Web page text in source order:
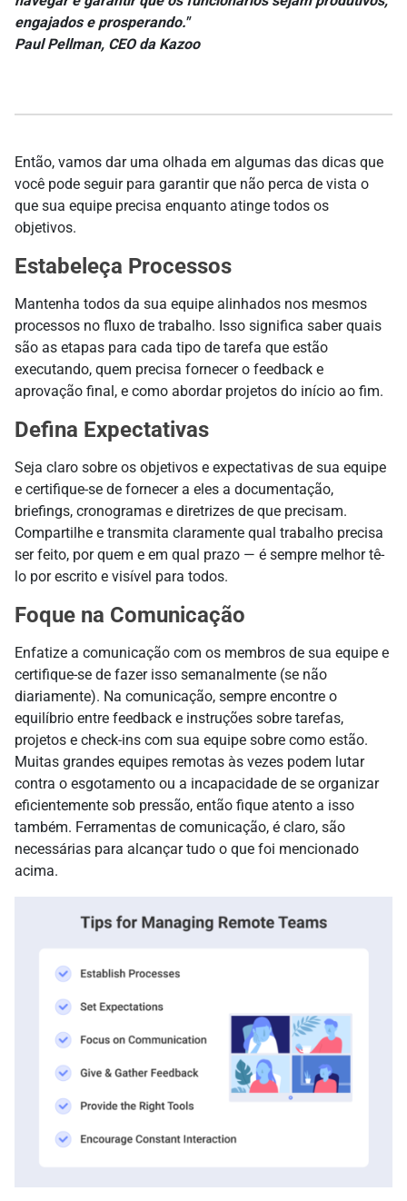
engajados e prosperando."
Paul Pellman, CEO da Kazoo
Então, vamos dar uma olhada em algumas das dicas que
você pode seguir para garantir que não perca de vista o
que sua equipe precisa enquanto atinge todos os
objetivos.
Estabeleça Processos
Mantenha todos da sua equipe alinhados nos mesmos
processos no fluxo de trabalho. Isso significa saber quais
são as etapas para cada tipo de tarefa que estão
executando, quem precisa fornecer o feedback e
aprovação final, e como abordar projetos do início ao fim.
Defina Expectativas
Seja claro sobre os objetivos e expectativas de sua equipe
e certifique-se de fornecer a eles a documentação,
briefings, cronogramas e diretrizes de que precisam.
Compartilhe e transmita claramente qual trabalho precisa
ser feito, por quem e em qual prazo — é sempre melhor tê-
lo por escrito e visível para todos.
Foque na Comunicação
Enfatize a comunicação com os membros de sua equipe e
certifique-se de fazer isso semanalmente (se não
diariamente). Na comunicação, sempre encontre o
equilíbrio entre feedback e instruções sobre tarefas,
projetos e check-ins com sua equipe sobre como estão.
Muitas grandes equipes remotas às vezes podem lutar
contra o esgotamento ou a incapacidade de se organizar
eficientemente sob pressão, então fique atento a isso
também. Ferramentas de comunicação, é claro, são
necessárias para alcançar tudo o que foi mencionado
acima.